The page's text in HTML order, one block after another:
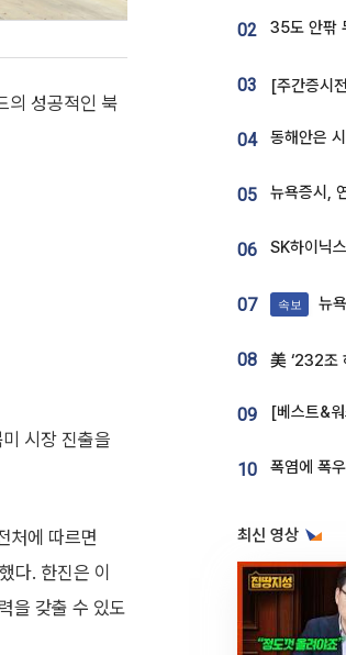
의 성공적인 북
시장 진출을
처에 따르면
다. 한진은 이
을 갖출 수 있도
02
03
04
05
06
07 속보 뉴
08
09
10
최신 영상